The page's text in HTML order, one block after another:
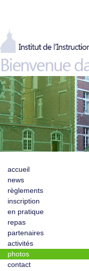
accueil
news
règlements
inscription
en pratique
repas
partenaires
activités
photos
contact